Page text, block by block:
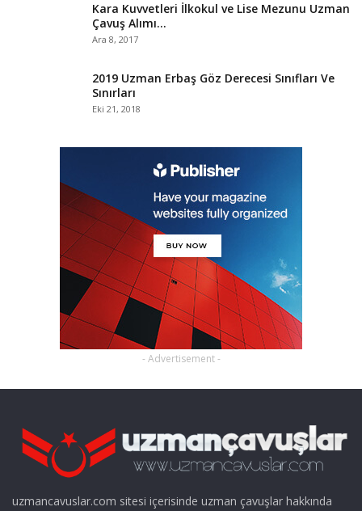
Kara Kuvvetleri İlkokul ve Lise Mezunu Uzman
Çavuş Alımı…
Ara 8, 2017
2019 Uzman Erbaş Göz Derecesi Sınıfları Ve
Sınırları
Eki 21, 2018
- Advertisement -
uzmancavuslar.com sitesi içerisinde uzman çavuşlar hakkında